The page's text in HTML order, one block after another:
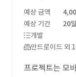
예상 금액
예상 기간
20일
개발
안드로이드 외
프로젝트는 모